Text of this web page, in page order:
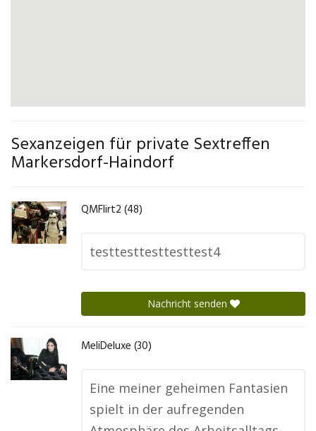
Sexanzeigen für private Sextreffen
Markersdorf-Haindorf
QMFlirt2 (48)
testtesttesttesttest4
Nachricht senden
MeliDeluxe (30)
Eine meiner geheimen Fantasien
spielt in der aufregenden